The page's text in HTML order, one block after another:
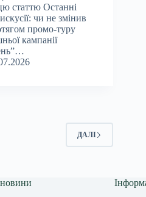
статтю Останні
чи не змінив
промо-туру
кампанії
ДАЛІ